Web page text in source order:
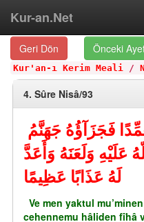
Kur-an.Net
Geri Dön Önceki
Kur'an-ı Kerim Meali /
4. Sûre Nisâ/93
فَجَزَآؤُهُ جَهَنَّمُ
عَلَيْهِ وَلَعَنَهُ وَأَعَدَّ
لَهُ عَذَابًا عَظِيمًا
Ve men yaktul
cehennemu hâliden fîhâ